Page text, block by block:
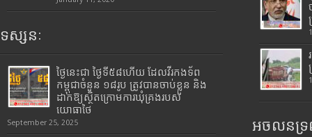
ទស្សនៈ
ថ្ងៃនេះជា ថ្ងៃទី៥៨ហើយ ដែលវីរកងទ័ព
កម្ពុជាចំនួន ១៨រូប ត្រូវបានចាប់ខ្លួន និង
ដាក់ឱ្យស្ថិតក្រោមការឃុំគ្រងរបស់
យោធាថៃ
September 25, 2025 អចលនទ្រ